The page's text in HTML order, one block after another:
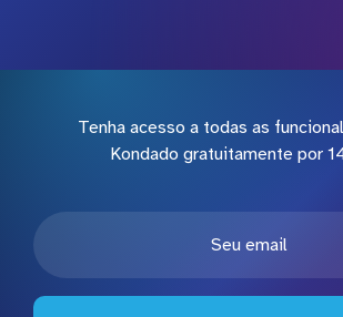
Tenha acesso a todas as
Kondado gratuitamente por